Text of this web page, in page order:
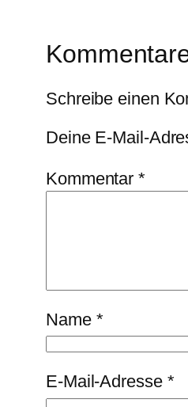
Schreibe einen
Deine E-Mail-
Kommentar*
Name *
E-Mail-Adresse *